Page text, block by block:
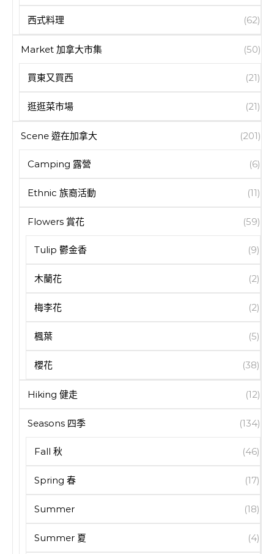
西式料理 (62)
Market 加拿大市集 (50)
買東又買西 (21)
逛逛菜市場 (21)
Scene 遊在加拿大 (201)
Camping 露營 (6)
Ethnic 族裔活動 (11)
Flowers 賞花 (59)
Tulip 鬱金香 (9)
木蘭花 (2)
梅李花 (2)
楓葉 (5)
櫻花 (38)
Hiking 健走 (12)
Seasons 四季 (134)
Fall 秋 (46)
Spring 春 (17)
Summer (18)
Summer 夏 (4)